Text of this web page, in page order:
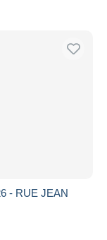
- RUE JEAN